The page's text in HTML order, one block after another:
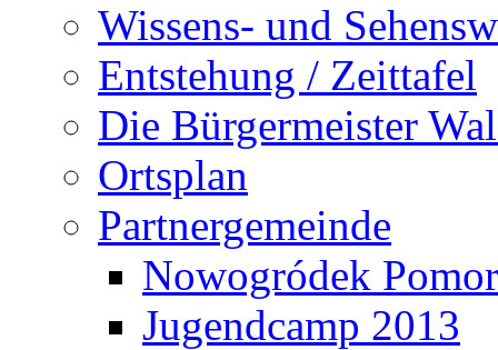
Wissens- und
Entstehung / Zeittafel
Die Bürgermeister
Ortsplan
Partnergemeinde
Nowogródek
Jugendcamp 2013